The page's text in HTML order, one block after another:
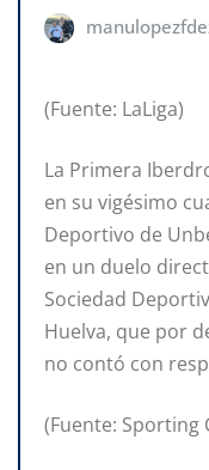
(Fuente: LaLiga)
La Primera
en su vigésimo
Deportivo de
en un duelo
Sociedad
Huelva, que por
no contó con
(Fuente: Sporting